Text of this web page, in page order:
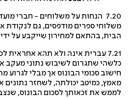
7.20 הנחות על משלוחים - חברי מועדון
ספרים מודפסים, גם לנקודת איסוף
בהתאם למחירון שייקבע על ידי
7.21 עברית אינה ולא תהא אחראית לכל
שתגרום לשיבוש נתוני מעקב אחר
סכומי הבונוס אך מבלי לגרוע
כמיטב יכולתה, לשחזר נתונים אלו
את זכאותך לסכום הבונוס, שנצבר